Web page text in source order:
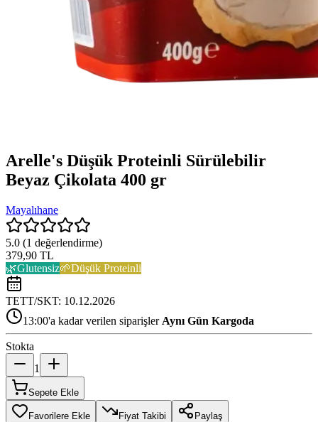
Arelle's Düşük Proteinli Sürülebilir
Beyaz Çikolata 400 gr
Mayalıhane
5.0 (1 değerlendirme)
379,90 TL
🌿Glutensiz🌱Düşük Proteinli
TETT/SKT: 10.12.2026
13:00'a kadar verilen siparişler Aynı Gün Kargoda
Stokta
1
Sepete Ekle
Favorilere Ekle Fiyat Takibi Paylaş